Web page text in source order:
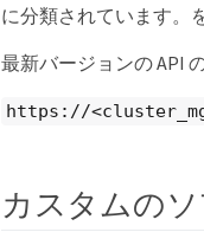
に分類されています。
最新バージョンの API
https://
カスタムの